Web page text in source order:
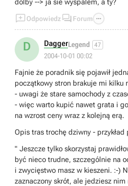
dolby --> ja sie wyspalem, a ty?
Odpowiedz  Forum 
D DaggerLegend 47
2004-10-01 00:02
Fajnie że poradnik się pojawił
początkowy stron brakuje mi kilku
- uwagi że stare samochody z
- więc warto kupić nawet grata i
na wzrost ceny wraz z kolejną erą.
Opis tras trochę dziwny - przykład
" Jeszcze tylko skorzystaj
być nieco trudne, szczególnie na
i zwycięstwo masz w kieszeni. :-)
zaznaczony skrót, ale jedziesz nim